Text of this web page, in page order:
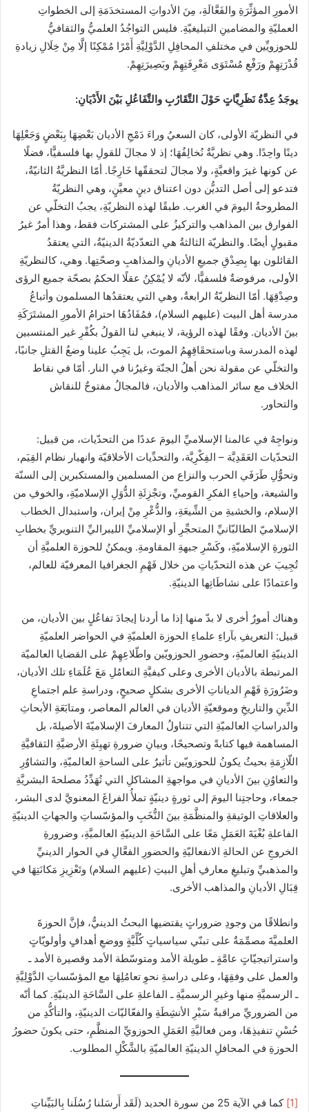
الأمورِ المؤثِّرَةِ والفَعَّالَةِ، مِنَ الأدواتِ المستخدَمَةِ إلى الخطواتِ
العمليّةِ والمضامينِ التبليغيّةِ. فليس التواجُدُ العلميُّ والثقافيُّ
للحوزويِّين في مختلفِ المحافِلِ الدَّوْلِيَّةِ أَمْرًا مُمْكِنًا إلَّا مِنْ خِلَالِ زيادةِ
قُدْرَتِهِمْ ورَفْعِ مُسْتَوَى مَعْرِفَتِهِمْ وبَصِيرَتِهِمْ.
يوجَدُ عِدَّةُ نَظَرِيَّاتٍ حَوْلَ التَّقَارُبِ والتَّفَاعُلِ بَيْنَ الأَدْيَانِ:
في النظريّة الأولى، كان السعيُ وراءَ دَمْجِ الأديان بَعْضِهَا بِبَعْضٍ وَجَعْلِهَا
دينًا واحِدًا. وهي نظريَّةٌ نُخالِفُهَا؛ إذ لا مجالَ للقولِ بها فلسفيًّا، فضلًا
عن كونها غيرَ واقعيَّةٍ، ولا مجالَ لتحققّها خَارِجًا. أمّا النظريَّةُ الثانيّةُ،
فتدعو إلى أصل التديُّن دون اعتناق دينٍ معيَّنٍ، وهي النظريّةُ
المطروحةُ اليومَ في الغرب. طبقًا لهذه النظريّةِ، يجبُ التخلّي عن
الفوارق بين المذاهب والتركيزُ على المشتركات فقط، وهذا أمرٌ غيرُ
مقبولٍ أيضًا. والنظريّة الثالثةُ هي التعدّديّةُ الدينيّةُ، التي يعتقدُ
القائلون بها بِصِدْقِ جميعِ الأديانِ والمذاهبِ وصحّتِها. وهي، كالنظريّةِ
الأولى، مرفوضةٌ فلسفيًّا، لأنّه لا يُمْكِنُ عقلًا الحكمُ بصحّة جميع الرؤى
وصِدْقِهَا. أمّا النظريّةُ الرابعةُ، وهي التي يعتقدُها المسلمون وأتباعُ
مدرسة أهل البيت (عليهم السلام)، فمُفَادُهَا احترامُ الأمورِ المشتَرَكَةِ
بينَ الأديان. وفقًا لهذه الرؤية، لا ينبغي لنا القولُ بكُفْرِ غير المنتسبين
لهذه المدرسة وباستحقَاقِهِمُ الموتَ، بل يَجِبُ علينا وضعُ القتلِ جانبًا،
والتخلّي عن مقولة نحن أهلُ الجنّة وغيرُنا في النار. أمّا في نقاط
الخلاف مع سائر المذاهب والأديان، فالمجالُ مفتوحٌ للنقاش
والتحاور.
ونواجِهُ في عالمنا الإسلاميِّ اليومَ عددًا من التحدّيات، من قبيل:
التحدّيات العَقَدِيَّة – الفِكْرِيَّة، والتحدِّيات الأخلاقيّة وانهيار نظام القِيَم،
وتحوُّلِ طَرَفَي الحرب والنزاع من المسلمين والمستكبرين إلى السنّة
والشيعة، وإحياءِ الفكرِ القوميِّ، وتجْزِئَةِ الدُّوَلِ الإسلاميّةِ، والخوفِ من
الإسلام، والخشيةِ من الشِّيعَةِ، والذُّعْرِ مِنْ إيران، واستبدال الخطاب
الإسلاميّ الطالبّانيِّ المتحجِّرِ أو الإسلاميِّ الليبراليِّ التنويريِّ بخطابِ
الثورةِ الإسلاميّةِ، وكَسْرِ جبهةِ المقاومةِ. ويمكنُ للحوزة العلميَّةِ أن
تُجِيبَ عن هذه التحدّياتِ من خلال فَهْمِ الجغرافيا المعرفيّة للعالم،
واعتمادًا على نشاطَاتِها الدينيّةِ.
وهناك أمورٌ أخرى لا بدّ منها إذا ما أردنا إيجادَ تفاعُلٍ بين الأديان، من
قبيل: التعريفِ بآراءِ علماءِ الحوزة العلميّةِ في الحواضر العلميّةِ
الدينيّةِ العالميّةِ، وحضورِ الحوزويّين واطّلاعِهِمْ على القضايا العالميّة
المرتبطة بالأديان الأخرى وعلى كيفيَّةِ التعامُلِ مَعَ عُلَمَاءِ تلك الأديان،
وضَرُورَةِ فَهْمِ الدياناتِ الأخرى بشكلٍ صحيحٍ، ودراسةِ علم اجتماعِ
الدِّينِ والتاريخِ وموقعيّةِ الأديان في العالم المعاصر، ومتابَعَةِ الأبحاثِ
والدراساتِ العالميّةِ التي تتناولُ المعارفَ الإسلاميّةَ الأصيلةَ، بل
المساهمة فيها كتابةً وتصحيحًا، وبيانِ ضرورةِ تهيِئَةِ الأرضيَّةِ الثقافيَّةِ
اللّازِمَةِ بحيثُ يكونُ للحوزويّين تأثيرٌ على الساحةِ العالميّةِ، والتشاوُرِ
والتعاوُنِ بينَ الأديانِ في مواجهةِ المشاكلِ التي تُهَدِّدُ مصلحةَ البشريَّةِ
جمعاء، وحاجتِنا اليومَ إلى ثورةٍ دينيّةٍ تملأُ الفراغَ المعنويَّ لدى البشر،
والعلاقاتِ الوثيقةِ والمنظَّمَةِ بينَ النُّخَبِ والمؤسّساتِ والجهاتِ الدينيّةِ
الفاعلةِ بُغْيَةَ العَمَلِ مَعًا على السَّاحَةِ الدينيّةِ العالميَّةِ، وضرورةِ
الخروجِ عن الحالةِ الانفعاليّةِ والحضورِ الفعَّالِ في الحوار الدينيِّ
والمذهبيِّ وتبليغِ معارفِ أهلِ البيتِ (عليهم السلام) وتَعْزِيزِ مَكانَتِهَا في
قِبَالِ الأديانِ والمذاهب الأخرى.
وانطلاقًا من وجودِ ضروراتٍ يقتضيها البحثُ الدينيُّ، فإنَّ الحوزةَ
العلميَّةَ مصمِّمَةٌ على تبنّي سياسياتٍ كُلِّيَّةٍ ووضعِ أهدافٍ وأولويّاتٍ
واستراتيجيّاتٍ عامَّةٍ ـ طويلة الأمد ومتوسّطة الأمد وقصيرة الأمد ـ
والعمل على وفقِهَا، وعلى دراسةِ نحوِ تعامُلِهَا مع المؤسّساتِ الدَّوْلِيَّةِ
ـ الرسميَّةِ منها وغيرِ الرسميَّةِ ـ الفاعلةِ على السَّاحَةِ الدينيّةِ. كما أنّه
من الضروريِّ مراقبةُ سَيْرِ الأنشِطَةِ والفعّاليّات الدينيّةِ، والتأكُّدِ من
حُسْنِ تنفيذِهَا، ومن فعاليَّةِ العَمَلِ الحوزويِّ المنظَّمِ، حتى يكونَ حضورُ
الحوزةِ في المحافلِ الدينيّةِ العالميّةِ بالشَّكْلِ المطلوب.
[1]
كما في الآية 25 من سورة الحديد (لَقَد أَرسَلنا رُسُلَنا بِالبَیِّناتِ